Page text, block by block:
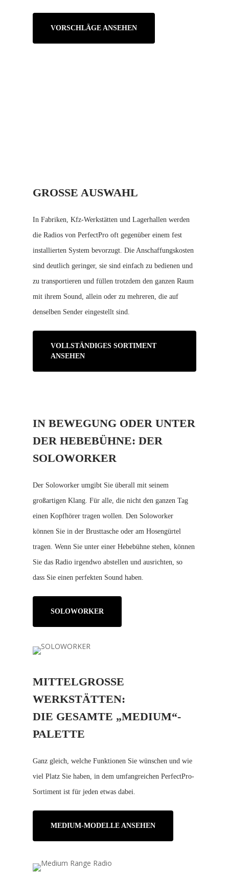
VORSCHLÄGE ANSEHEN
GROSSE AUSWAHL
In Fabriken, Kfz-Werkstätten und Lagerhallen werden
die Radios von PerfectPro oft gegenüber einem fest
installierten System bevorzugt. Die Anschaffungskosten
sind deutlich geringer, sie sind einfach zu bedienen und
zu transportieren und füllen trotzdem den ganzen Raum
mit ihrem Sound, allein oder zu mehreren, die auf
denselben Sender eingestellt sind.
VOLLSTÄNDIGES SORTIMENT
ANSEHEN
IN BEWEGUNG ODER UNTER
DER HEBEBÜHNE: DER
SOLOWORKER
Der Soloworker umgibt Sie überall mit seinem
großartigen Klang. Für alle, die nicht den ganzen Tag
einen Kopfhörer tragen wollen. Den Soloworker
können Sie in der Brusttasche oder am Hosengürtel
tragen. Wenn Sie unter einer Hebebühne stehen, können
Sie das Radio irgendwo abstellen und ausrichten, so
dass Sie einen perfekten Sound haben.
SOLOWORKER
MITTELGROSSE W
ERKSTÄTTEN:
DIE GESAMTE „MEDIUM“-
PALETTE
Ganz gleich, welche Funktionen Sie wünschen und wie
viel Platz Sie haben, in dem umfangreichen PerfectPro-
Sortiment ist für jeden etwas dabei.
MEDIUM-MODELLE ANSEHEN